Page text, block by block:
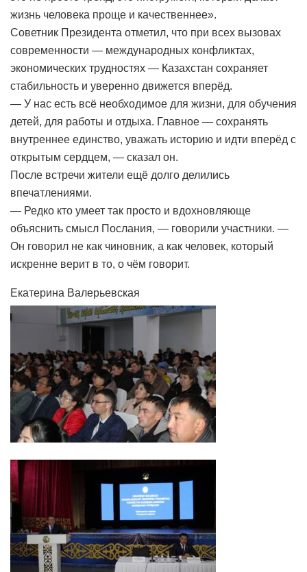
жизнь человека проще и качественнее».
Советник Президента отметил, что при всех вызовах
современности — международных конфликтах,
экономических трудностях — Казахстан сохраняет
стабильность и уверенно движется вперёд.
— У нас есть всё необходимое для жизни, для обучения
детей, для работы и отдыха. Главное — сохранять
внутреннее единство, уважать историю и идти вперёд с
открытым сердцем, — сказал он.
После встречи жители ещё долго делились
впечатлениями.
— Редко кто умеет так просто и вдохновляюще
объяснить смысл Послания, — говорили участники. —
Он говорил не как чиновник, а как человек, который
искренне верит в то, о чём говорит.
Екатерина Валерьевская